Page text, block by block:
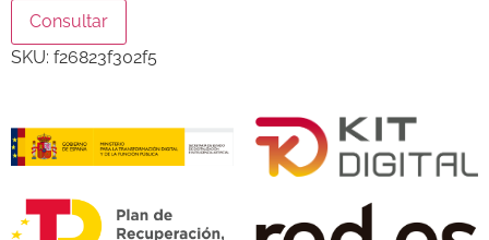
Consultar
SKU: f26823f302f5